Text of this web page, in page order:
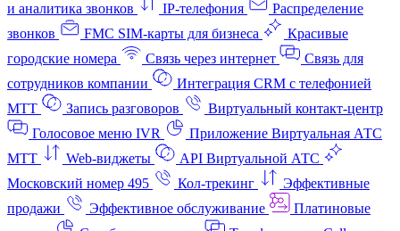
и аналитика звонков
IP-телефония
Распределение
звонков
FMC SIM-карты для бизнеса
Красивые
городские номера
Связь через интернет
Связь для
сотрудников компании
Интеграция CRM с телефонией
МТТ
Запись разговоров
Виртуальный контакт‑центр
Голосовое меню IVR
Приложение Виртуальная АТС
МТТ
Web-виджеты
API Виртуальной АТС
Московский номер 495
Кол-трекинг
Эффективные
продажи
Эффективное обслуживание
Платиновые